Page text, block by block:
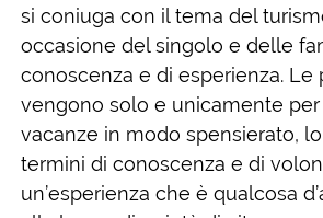
si coniuga con il tema del
occasione del singolo e delle
conoscenza e di esperienza. Le
vengono solo e unicamente per
vacanze in modo spensierato,
termini di conoscenza e di
un’esperienza che è qualcosa